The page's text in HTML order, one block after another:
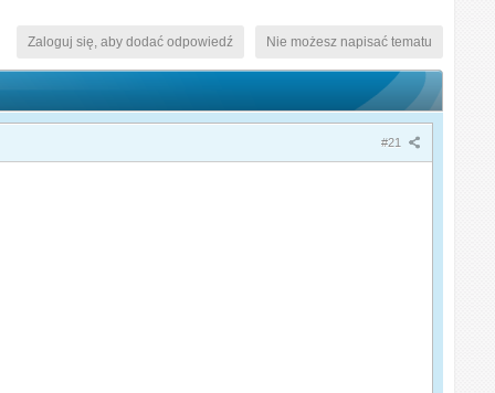
Nie możesz napisać tematu
Zaloguj się, aby dodać odpowiedź
#21